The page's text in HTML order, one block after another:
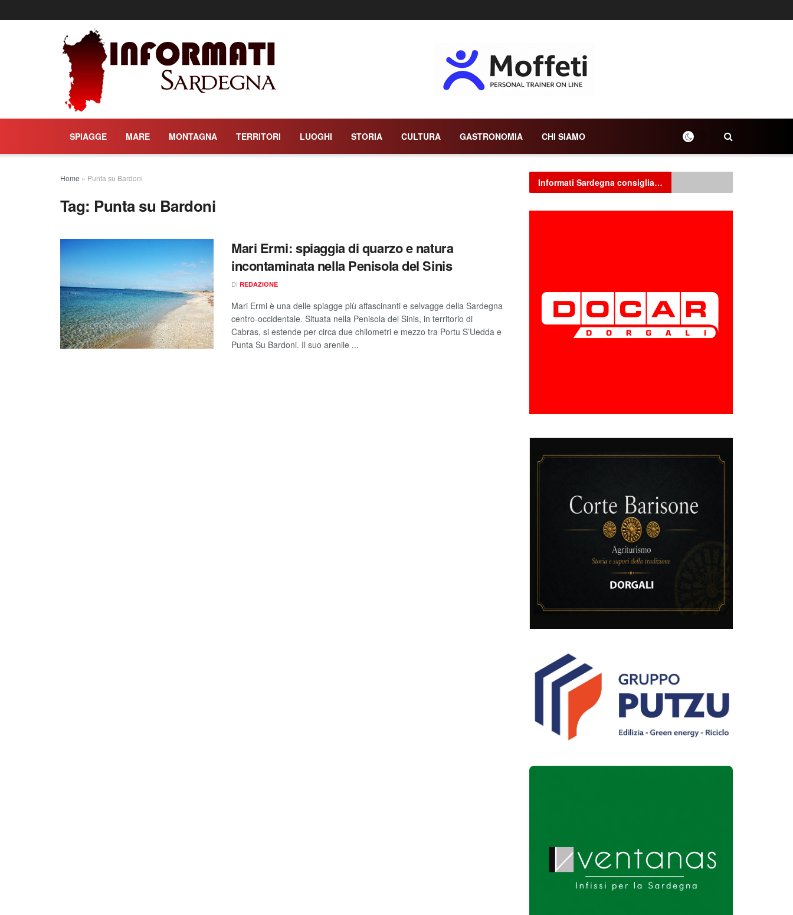
SPIAGGE MARE MONTAGNA TERRITORI LUOGHI STORIA CULTURA GASTRONOMIA CHI SIAMO
Home » Punta su Bardoni
Tag: Punta su Bardoni
Mari Ermi: spiaggia di quarzo e natura
incontaminata nella Penisola del Sinis
DI REDAZIONE
Mari Ermi è una delle spiagge più affascinanti e selvagge della Sardegna
centro-occidentale. Situata nella Penisola del Sinis, in territorio di
Cabras, si estende per circa due chilometri e mezzo tra Portu S’Uedda e
Punta Su Bardoni. Il suo arenile ...
Informati Sardegna consiglia…